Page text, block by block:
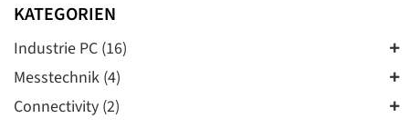
KATEGORIEN
Industrie PC (16)
Messtechnik (4)
Connectivity (2)